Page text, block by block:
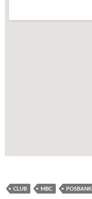
CLUB MBC POSBANK